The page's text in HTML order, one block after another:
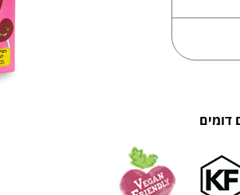
דומים